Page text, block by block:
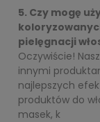
5. Czy mogę
pielęgnacji
Oczywiście!
innymi
najlepszych
produktów do
masek, k